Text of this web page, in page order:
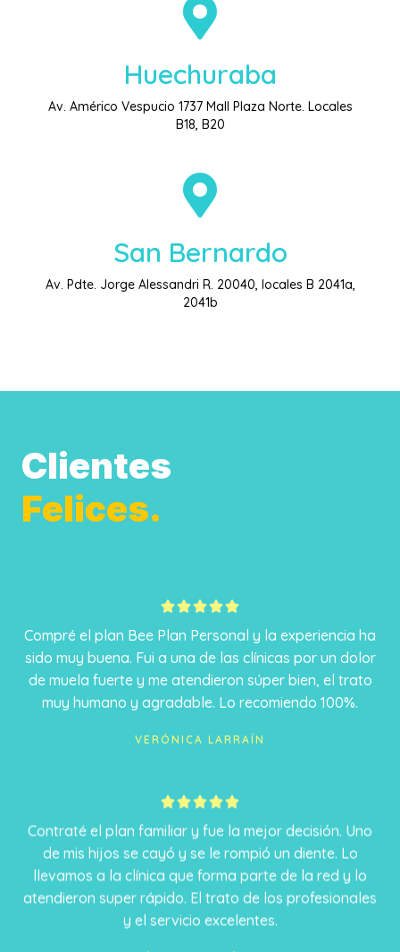
Huechuraba
Av. Américo Vespucio 1737 Mall Plaza Norte. Locales
B18, B20
San Bernardo
Av. Pdte. Jorge Alessandri R. 20040, locales B 2041a,
2041b
Clientes
Felices.
5
Compré el plan Bee Plan Personal y la experiencia ha
sido muy buena. Fui a una de las clínicas por un dolor
de muela fuerte y me atendieron súper bien, el trato
muy humano y agradable. Lo recomiendo 100%.
VERÓNICA LARRAÍN
5
/
5
Contraté el plan familiar y fue la mejor decisión. Uno
de mis hijos se cayó y se le rompió un diente. Lo
llevamos a la clínica que forma parte de la red y lo
atendieron super rápido. El trato de los profesionales
y el servicio excelentes.